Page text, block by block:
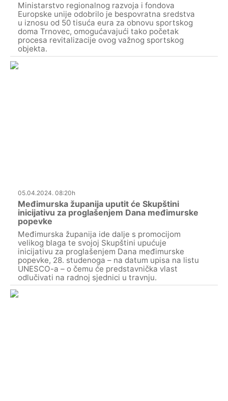
Ministarstvo regionalnog razvoja i fondova
Europske unije odobrilo je bespovratna sredstva
u iznosu od 50 tisuća eura za obnovu sportskog
doma Trnovec, omogućavajući tako početak
procesa revitalizacije ovog važnog sportskog
objekta.
05.04.2024. 08:20h
Međimurska županija uputit će Skupštini
inicijativu za proglašenjem Dana međimurske
popevke
Međimurska županija ide dalje s promocijom
velikog blaga te svojoj Skupštini upućuje
inicijativu za proglašenjem Dana međimurske
popevke, 28. studenoga – na datum upisa na listu
UNESCO-a – o čemu će predstavnička vlast
odlučivati na radnoj sjednici u travnju.